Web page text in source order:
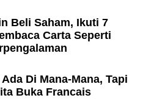
Beli Saham, Ikuti 7
Carta Seperti
Di Mana-Mana, Tapi
Buka Francais